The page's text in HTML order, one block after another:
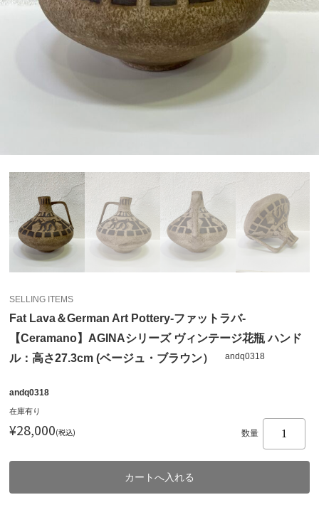
SELLING ITEMS
Fat Lava＆German Art Pottery-ファットラバ-
【Ceramano】AGINAシリーズ ヴィンテージ花瓶 ハンド
ル：高さ27.3cm (ベージュ・ブラウン）
andq0318
andq0318
在庫有り
¥28,000(税込) 数量